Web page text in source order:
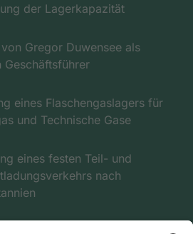
der Lagerkapazität
Gregor Duwensee als
Geschäftsführer
eines Flaschengaslagers für
und Technische Gase
eines festen Teil- und
nach